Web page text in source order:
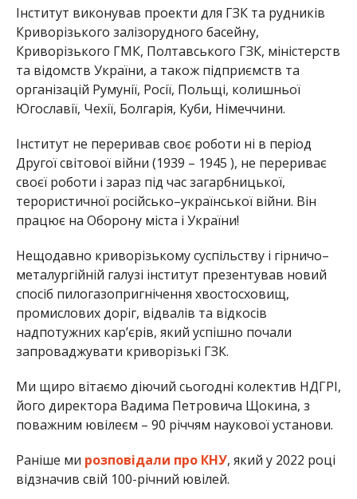
Інститут виконував проекти для ГЗК та рудників
Криворізького залізорудного басейну,
Криворізького ГМК, Полтавського ГЗК, міністерств
та відомств України, а також підприємств та
організацій Румунії, Росії, Польщі, колишньої
Югославії, Чехії, Болгарія, Куби, Німеччини.
Інститут не переривав своє роботи ні в період
Другої світової війни (1939 – 1945 ), не перериває
своєї роботи і зараз під час загарбницької,
терористичної російсько–української війни. Він
працює на Оборону міста і України!
Нещодавно криворізькому суспільству і гірничо–
металургійній галузі інститут презентував новий
спосіб пилогазопригнічення хвостосховищ,
промислових доріг, відвалів та відкосів
надпотужних кар’єрів, який успішно почали
запроваджувати криворізькі ГЗК.
Ми щиро вітаємо діючий сьогодні колектив НДГРІ,
його директора Вадима Петровича Щокина, з
поважним ювілеєм – 90 річчям наукової установи.
Раніше ми розповідали про КНУ, який у 2022 році
відзначив свій 100-річний ювілей.